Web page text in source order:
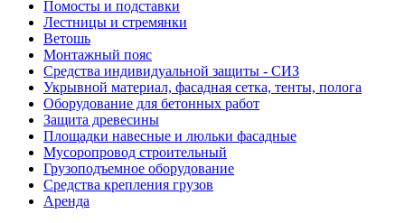
Помосты и подставки
Лестницы и стремянки
Ветошь
Монтажный пояс
Средства индивидуальной защиты - СИЗ
Укрывной материал, фасадная сетка, тенты, полога
Оборудование для бетонных работ
Защита древесины
Площадки навесные и люльки фасадные
Мусоропровод строительный
Грузоподъемное оборудование
Средства крепления грузов
Аренда